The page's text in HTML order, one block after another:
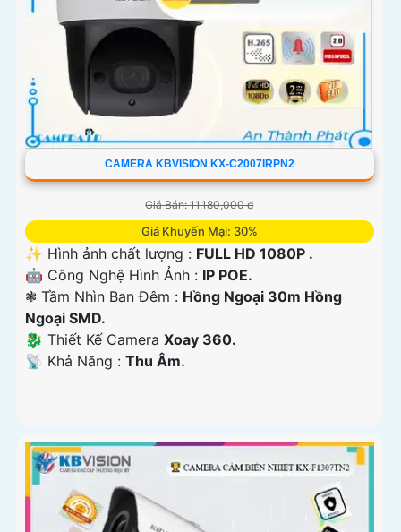
CAMERA KBVISION KX-C2007IRPN2
Giá Bán: 11,180,000 ₫
Giá Khuyến Mại: 30%
✨ Hình ảnh chất lượng : FULL HD 1080P .
🤖️ Công Nghệ Hình Ảnh : IP POE.
❃ Tầm Nhìn Ban Đêm : Hồng Ngoại 30m Hồng
Ngoại SMD.
🐉️ Thiết Kế Camera Xoay 360.
️📡 Khả Năng : Thu Âm.